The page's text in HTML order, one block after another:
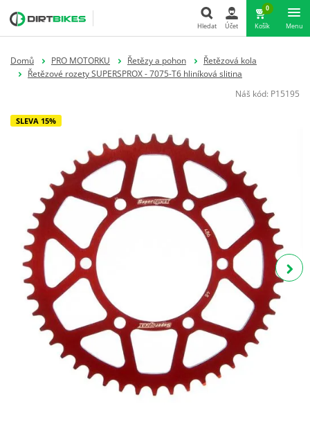
Hledat Účet
0
Košík Menu
Domů PRO MOTORKU Řetězy a pohon
Řetězová kola
Řetězové rozety SUPERSPROX - 7075-T6 hliníková slitina
Náš kód: P15195
SLEVA 15%